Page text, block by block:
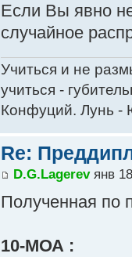
Если Вы явно
случайное
Учиться и не
учиться -
Конфуций. Лунь -
Re:
D.G.Lagerevянв
Полученная по
10-МОА :